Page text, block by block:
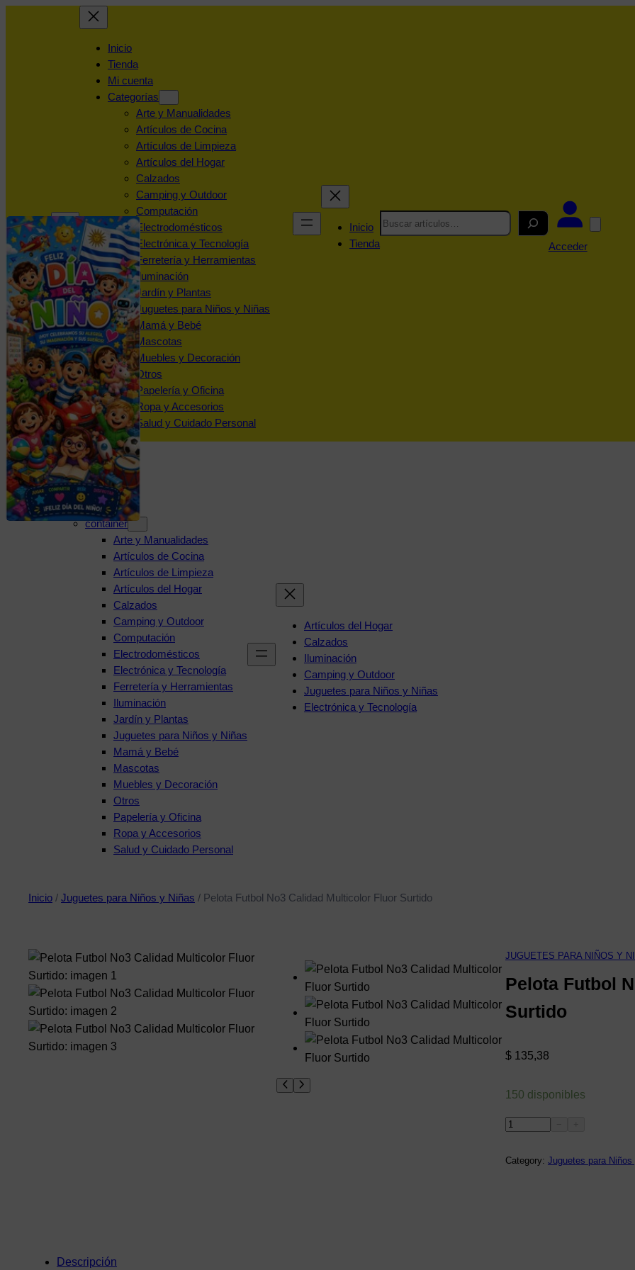
Inicio
Tienda
Mi cuenta
Categorías
Arte y Manualidades
Artículos de Cocina
Artículos de Limpieza
Artículos del Hogar
Calzados
Camping y Outdoor
Computación
Electrodomésticos
Electrónica y Tecnología
Ferretería y Herramientas
Iluminación
Jardín y Plantas
Juguetes para Niños y Niñas
Mamá y Bebé
Mascotas
Muebles y Decoración
Otros
Papelería y Oficina
Ropa y Accesorios
Salud y Cuidado Personal
Inicio
Tienda
Search
Acceder
Categorías
container
Arte y Manualidades
Artículos de Cocina
Artículos de Limpieza
Artículos del Hogar
Calzados
Camping y Outdoor
Computación
Electrodomésticos
Electrónica y Tecnología
Ferretería y Herramientas
Iluminación
Jardín y Plantas
Juguetes para Niños y Niñas
Mamá y Bebé
Mascotas
Muebles y Decoración
Otros
Papelería y Oficina
Ropa y Accesorios
Salud y Cuidado Personal
Artículos del Hogar
Calzados
Iluminación
Camping y Outdoor
Juguetes para Niños y Niñas
Electrónica y Tecnología
Inicio / Juguetes para Niños y Niñas / Pelota Futbol No3 Calidad Multicolor Fluor Surtido
JUGUETES PARA NIÑOS Y
Pelota Futbol
Surtido
$135,38
150 disponibles
P
lCategory: Juguetes para Niños
Descripción